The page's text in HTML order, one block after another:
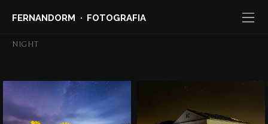
FERNANDORM FOTOGRAFIA
NIGHT